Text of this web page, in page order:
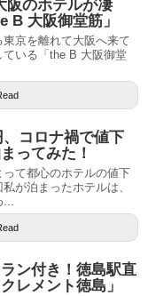
阪のホテルが凄
B 大阪御堂筋」
京を離れて大阪へ来て
いる「the B 大阪御堂
コロナ禍で値下
ってみた！
て都心のホテルの値下
が泊まったホテルは、
...
ン付き！徳島駅直
レメント徳島」